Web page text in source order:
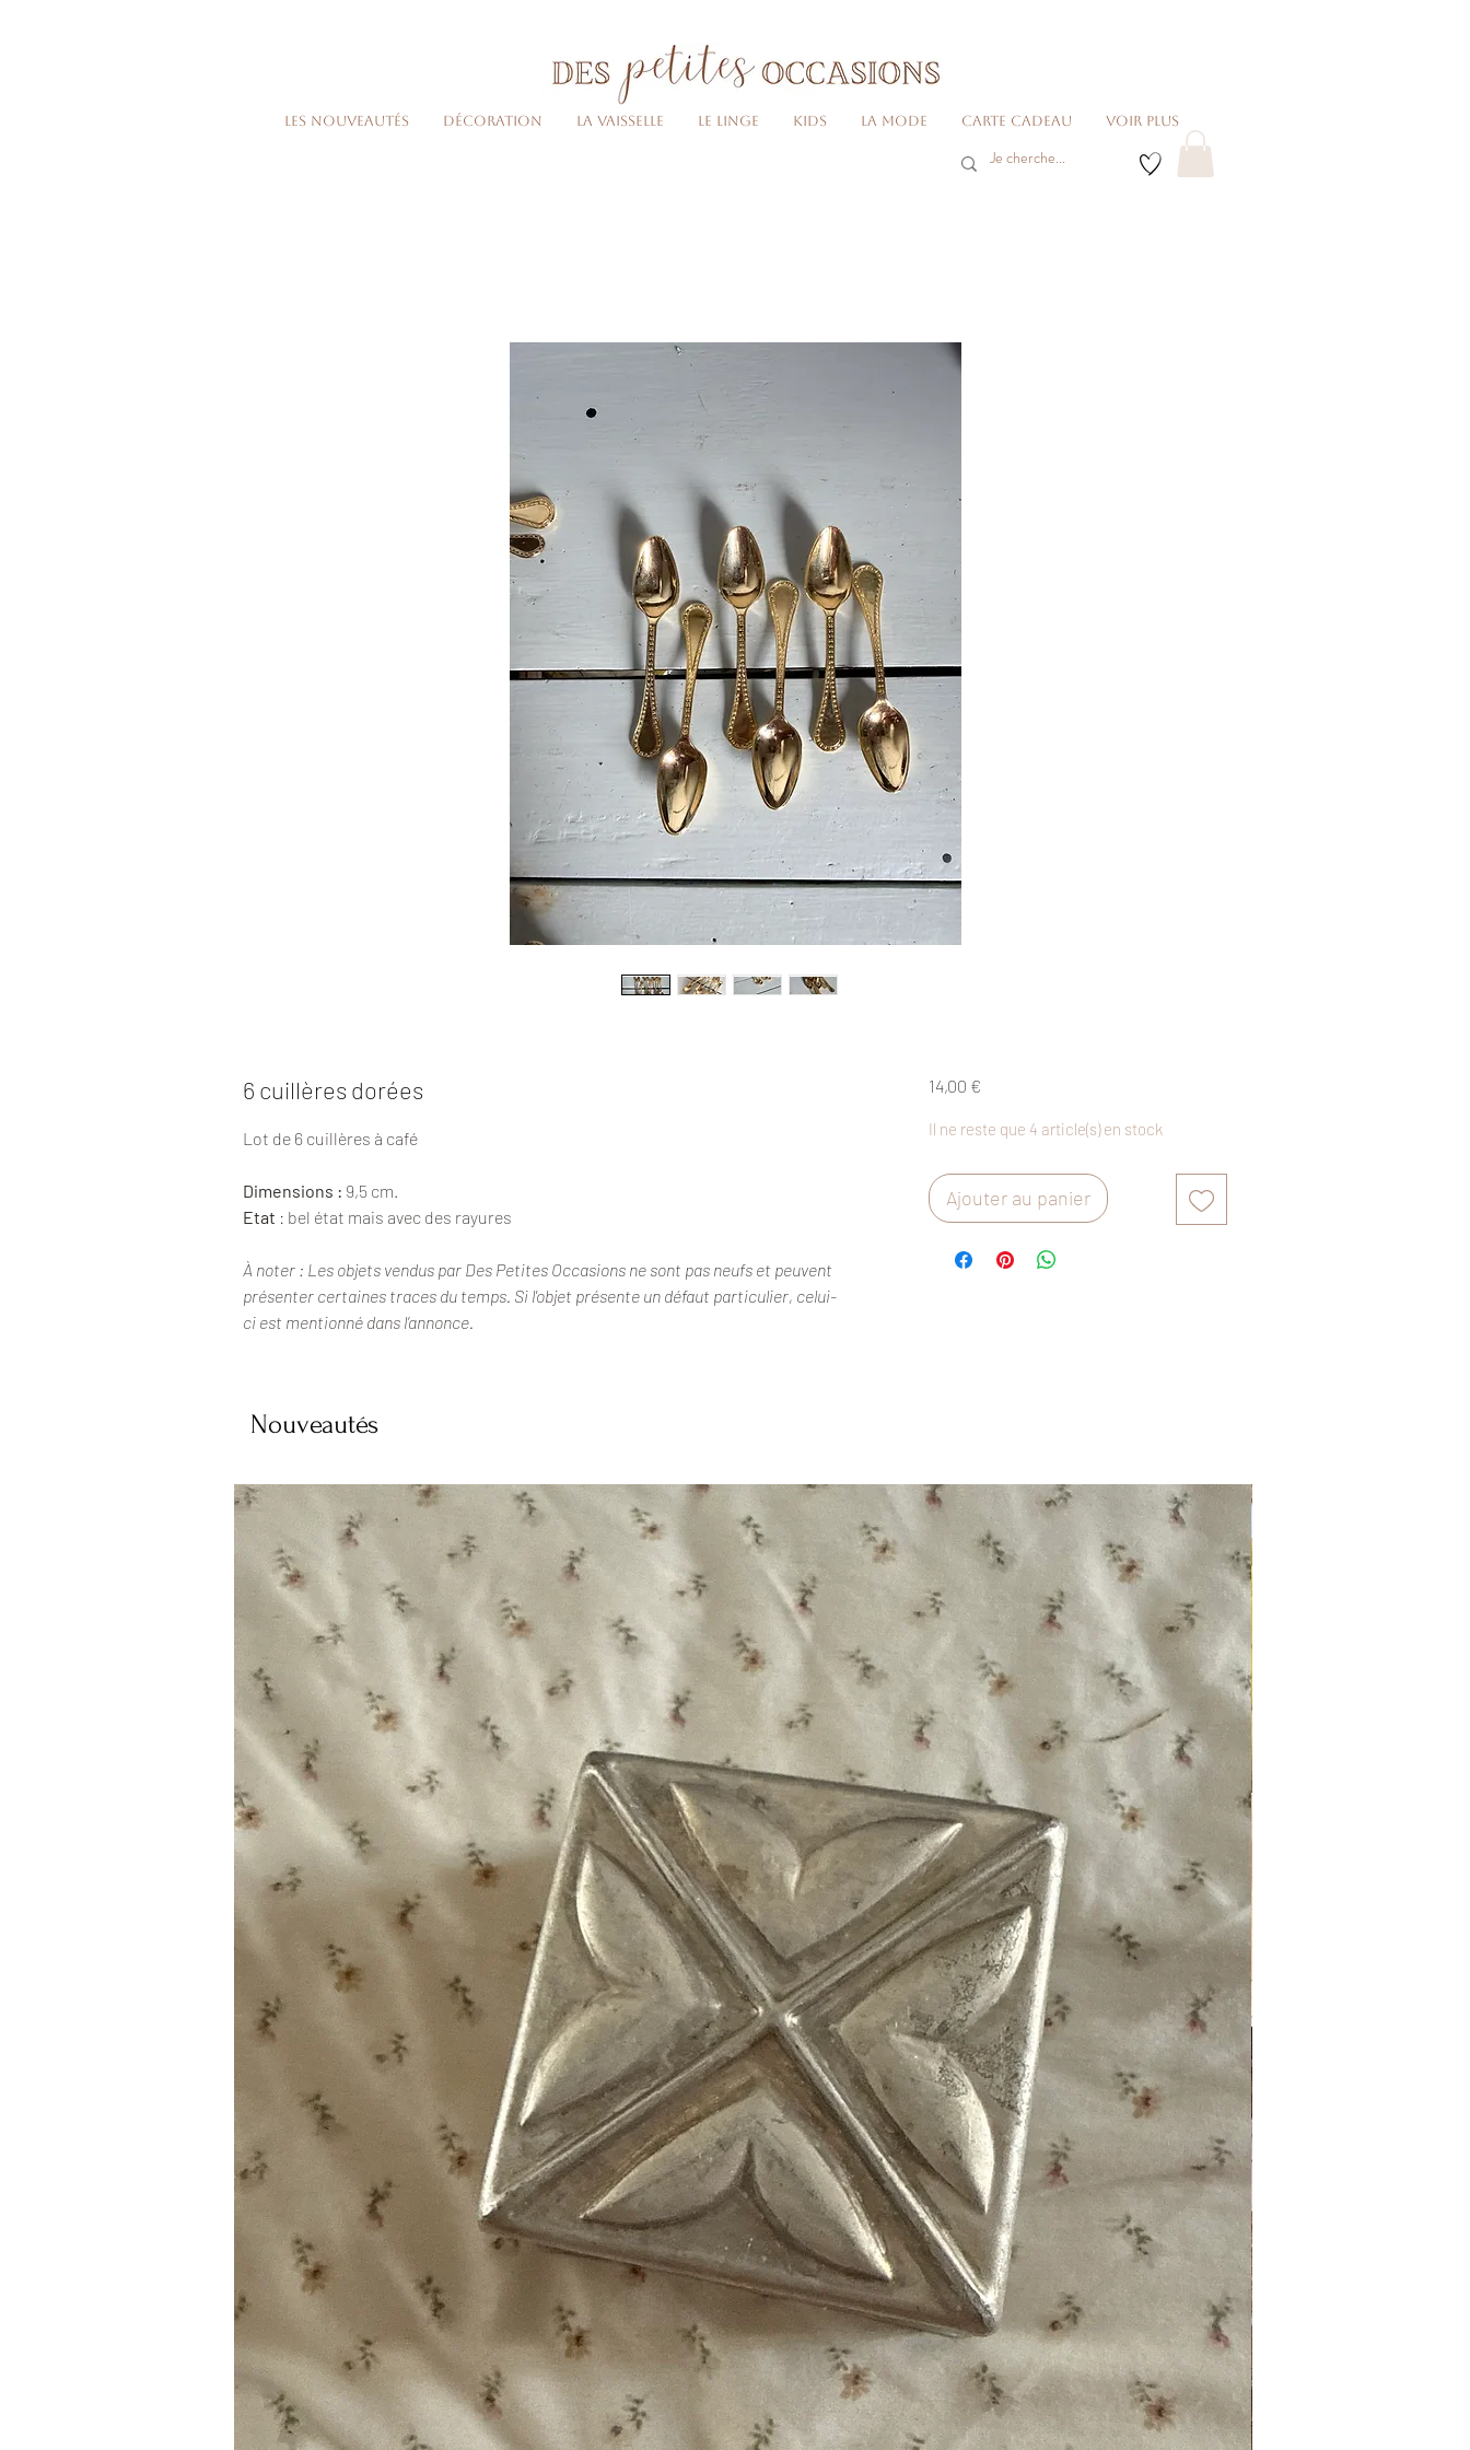
Les nouveautés Décoration La vaisselle Le linge Kids La Mode Carte cadeau voir plus
6 cuillères dorées
Lot de 6 cuillères à café
Dimensions : 9,5 cm.
Etat : bel état mais avec des rayures
À noter : Les objets vendus par Des Petites Occasions ne sont pas neufs et peuvent
présenter certaines traces du temps. Si l'objet présente un défaut particulier, celui-
ci est mentionné dans l’annonce.
14,00 €Prix
Il ne reste que 4 article(s) en stock
Ajouter au panier
Nouveautés